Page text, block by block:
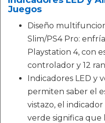
Juegos
Diseño
Slim/PS4 Pro:
Playstation 4, con
controlador y 12
Indicadores LED y
permiten saber el
vistazo, el
verde significa que